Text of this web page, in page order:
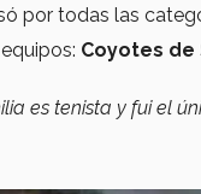
por todas las
Coyotes de
es tenista y fui el